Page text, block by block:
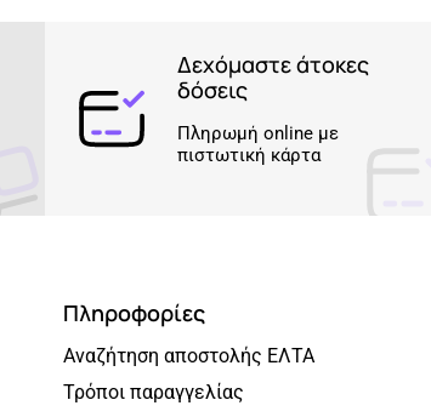
Δεχόμαστε άτοκες
δόσεις
Πληρωμή online με
πιστωτική κάρτα
Πληροφορίες
Αναζήτηση αποστολής ΕΛΤΑ
Τρόποι παραγγελίας